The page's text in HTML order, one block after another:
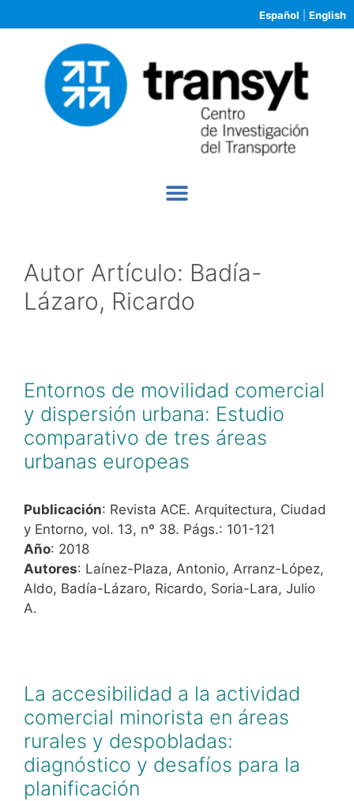
Español English
Autor Artículo: Badía-
Lázaro, Ricardo
Entornos de movilidad comercial
y dispersión urbana: Estudio
comparativo de tres áreas
urbanas europeas
Publicación: Revista ACE. Arquitectura, Ciudad
y Entorno, vol. 13, nº 38. Págs.: 101-121
Año: 2018
Autores: Laínez-Plaza, Antonio, Arranz-López,
Aldo, Badía-Lázaro, Ricardo, Soria-Lara, Julio
A.
La accesibilidad a la actividad
comercial minorista en áreas
rurales y despobladas:
diagnóstico y desafíos para la
planificación